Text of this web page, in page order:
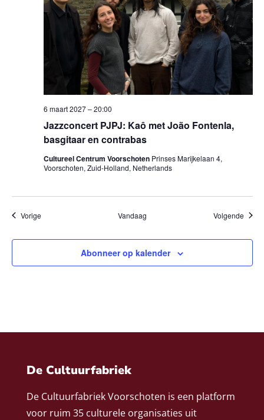
Jazzconcert PJPJ: Kaô met João Fontenla,
basgitaar en contrabas
6 maart 2027 – 20:00
Cultureel Centrum Voorschoten Prinses Marijkelaan 4,
Voorschoten, Zuid-Holland, Netherlands
VorigeEvenementen Vandaag Volgende
Abonneer op kalender
De Cultuurfabriek
De Cultuurfabriek Voorschoten is een platform
voor ruim 35 culturele organisaties uit